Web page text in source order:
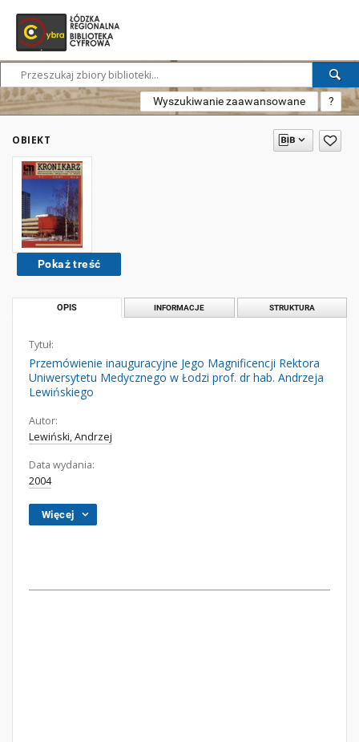
Wyszukiwanie zaawansowane ?
OBIEKT
Pokaż treść
OPIS INFORMACJE STRUKTURA
Tytuł:
Przemówienie inauguracyjne Jego Magnificencji Rektora
Uniwersytetu Medycznego w Łodzi prof. dr hab. Andrzeja
Lewińskiego
Autor:
Lewiński, Andrzej
Data wydania:
2004
Więcej